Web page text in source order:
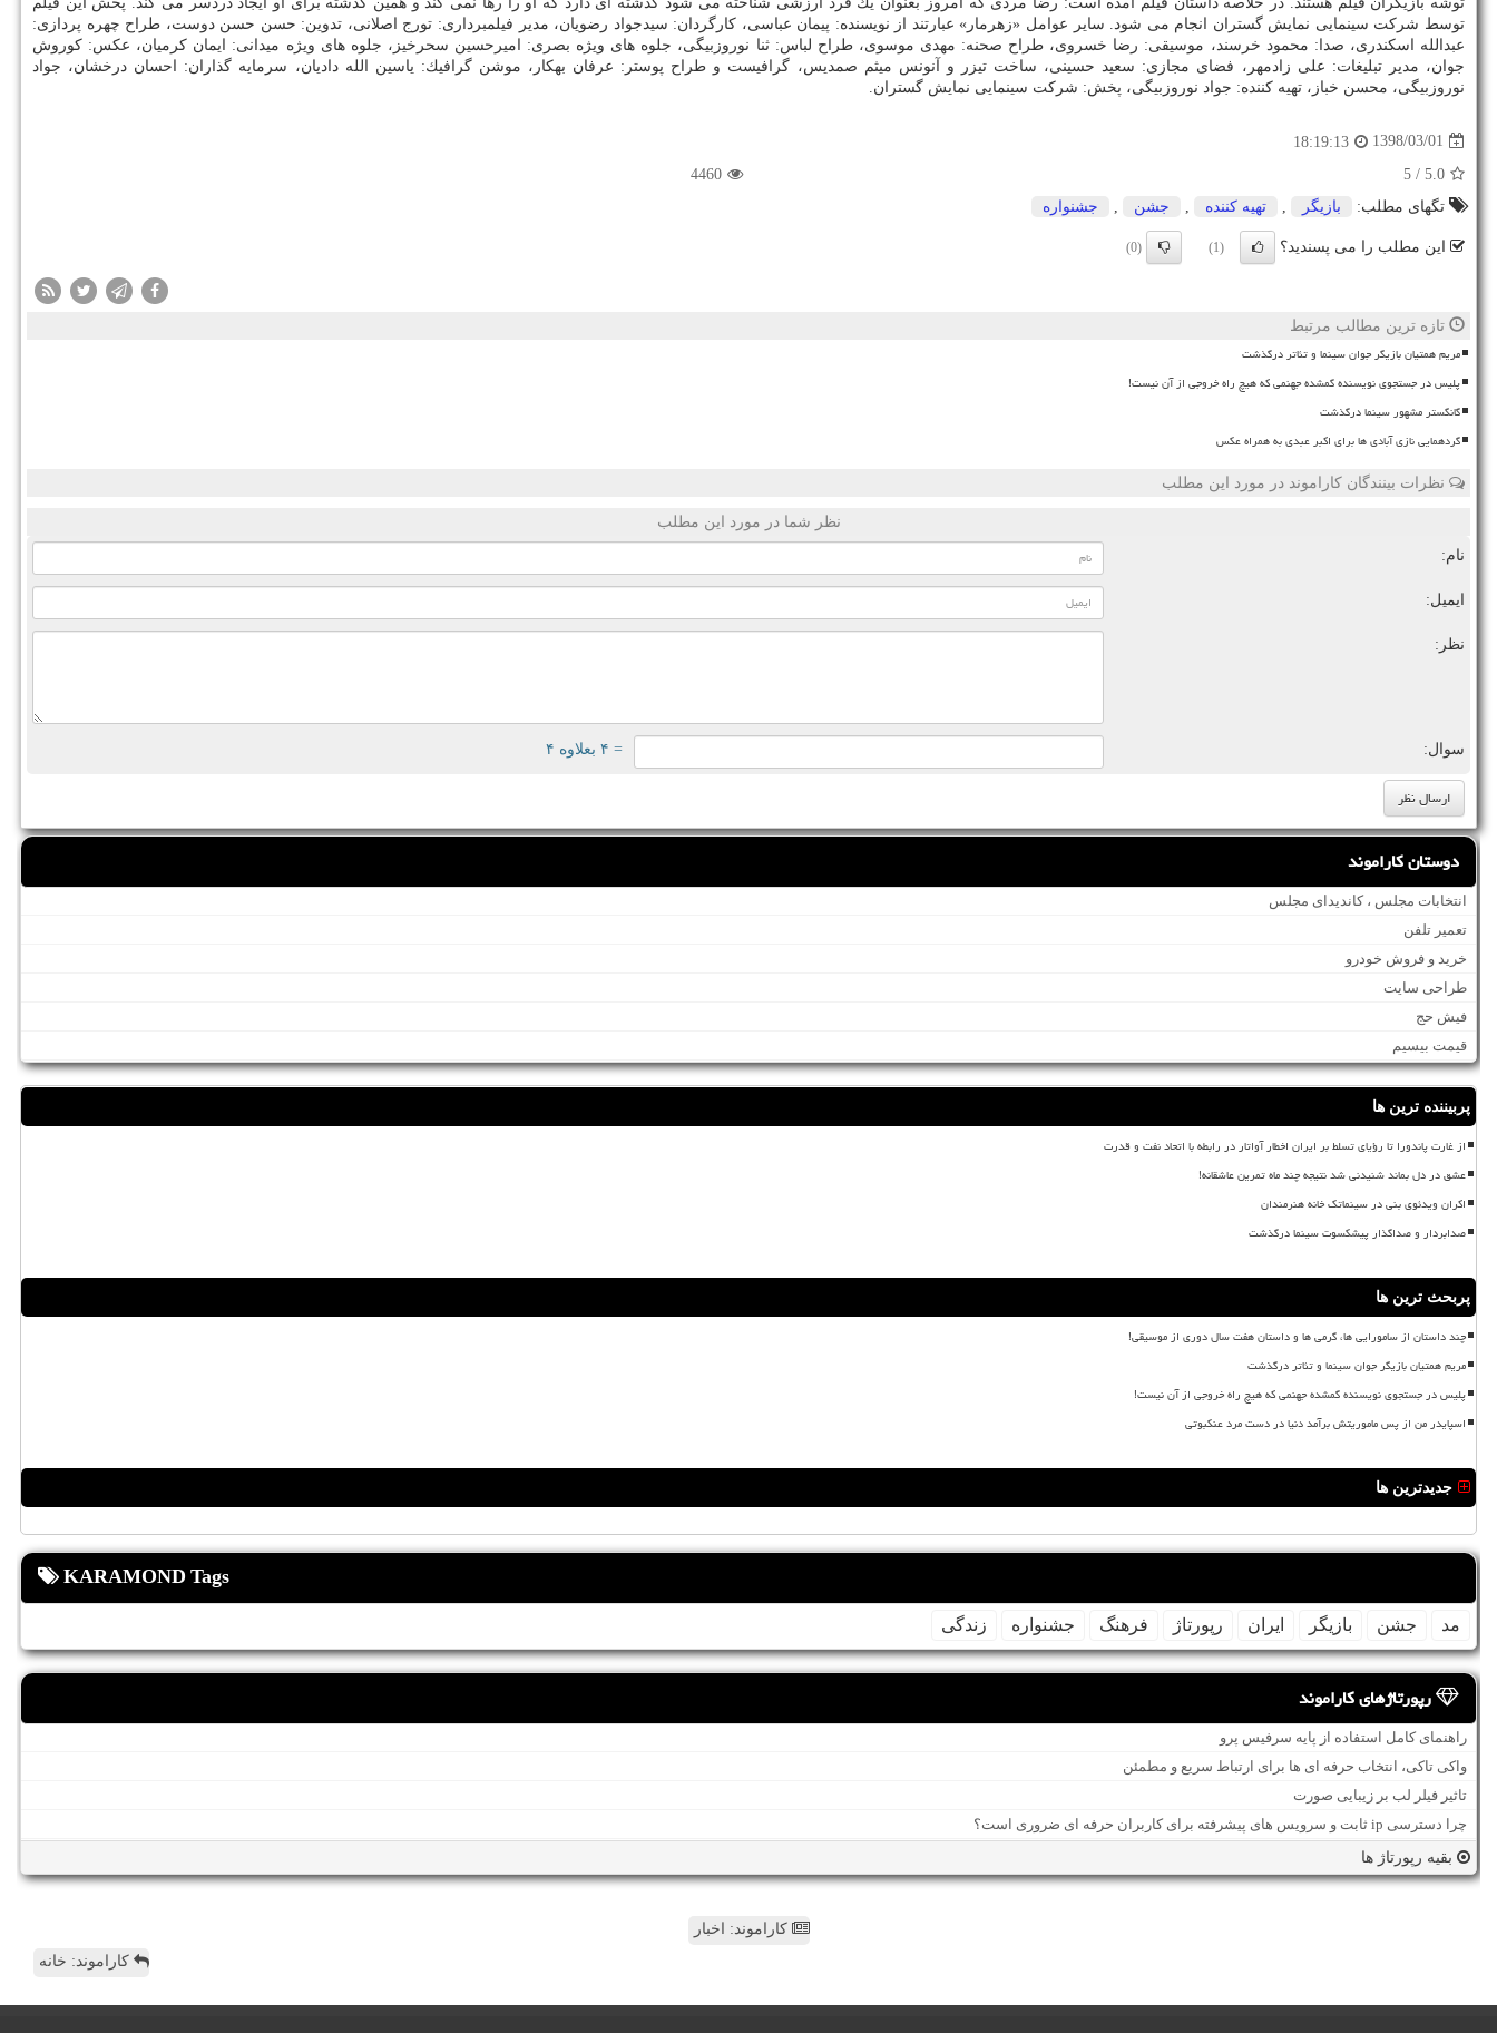
توسط شركت سینمایی نمایش گستران انجام می شود. سایر عوامل «زهرمار» عبارتند از نویسنده: پیمان عباسی، كارگردان: سیدجواد رضویان، مدیر فیلمبرداری: تورج اصلانی، تدوین: حسن حسن دوست، طراح چهره پردازی:
عبدالله اسكندری، صدا: محمود خرسند، موسیقی: رضا خسروی، طراح صحنه: مهدی موسوی، طراح لباس: ثنا نوروزبیگی، جلوه های ویژه بصری: امیرحسین سحرخیز، جلوه های ویژه میدانی: ایمان كرمیان، عكس: كوروش
جوان، مدیر تبلیغات: علی زادمهر، فضای مجازی: سعید حسینی، ساخت تیزر و آنونس میثم صمدیس، گرافیست و طراح پوستر: عرفان بهكار، موشن گرافیك: یاسین الله دادیان، سرمایه گذاران: احسان درخشان، جواد
نوروزبیگی، محسن خباز، تهیه كننده: جواد نوروزبیگی، پخش: شركت سینمایی نمایش گستران.
1398/03/01
18:19:13
5.0
/ 5
4460
تگهای مطلب:
بازیگر تهیه كننده جشن جشنواره
این مطلب را می پسندید؟ (1)
(0)
تازه ترین مطالب مرتبط
مریم همتیان بازیگر جوان سینما و تئاتر درگذشت
پلیس در جستجوی نویسنده گمشده جهنمی که هیچ راه خروجی از آن نیست!
گانگستر مشهور سینما درگذشت
گردهمایی نازی آبادی ها برای اکبر عبدی به همراه عکس
نظرات بینندگان کاراموند در مورد این مطلب
نظر شما در مورد این مطلب
نام:
ایمیل:
نظر:
سوال: = ۴ بعلاوه ۴
دوستان کاراموند
انتخابات مجلس ، کاندیدای مجلس
تعمیر تلفن
خرید و فروش خودرو
طراحی سایت
فیش حج
قیمت بیسیم
پربیننده ترین ها
از غارت پاندورا تا رؤیای تسلط بر ایران اخطار آواتار در رابطه با اتحاد نفت و قدرت
عشق در دل بماند شنیدنی شد نتیجه چند ماه تمرین عاشقانه!
اکران ویدئوی بنی در سینماتک خانه هنرمندان
صدابردار و صداگذار پیشکسوت سینما درگذشت
پربحث ترین ها
چند داستان از سامورایی ها، گرمی ها و داستان هفت سال دوری از موسیقی!
مریم همتیان بازیگر جوان سینما و تئاتر درگذشت
پلیس در جستجوی نویسنده گمشده جهنمی که هیچ راه خروجی از آن نیست!
اسپایدر من از پس ماموریتش برآمد دنیا در دست مرد عنکبوتی
جدیدترین ها
KARAMOND Tags
مد جشن بازیگر ایران رپورتاژ فرهنگ جشنواره زندگی
رپورتاژهای کاراموند
راهنمای کامل استفاده از پایه سرفیس پرو
واکی تاکی، انتخاب حرفه ای ها برای ارتباط سریع و مطمئن
تاثیر فیلر لب بر زیبایی صورت
چرا دسترسی ip ثابت و سرویس های پیشرفته برای کاربران حرفه ای ضروری است؟
بقیه رپورتاژ ها
کاراموند: اخبار
کاراموند: خانه